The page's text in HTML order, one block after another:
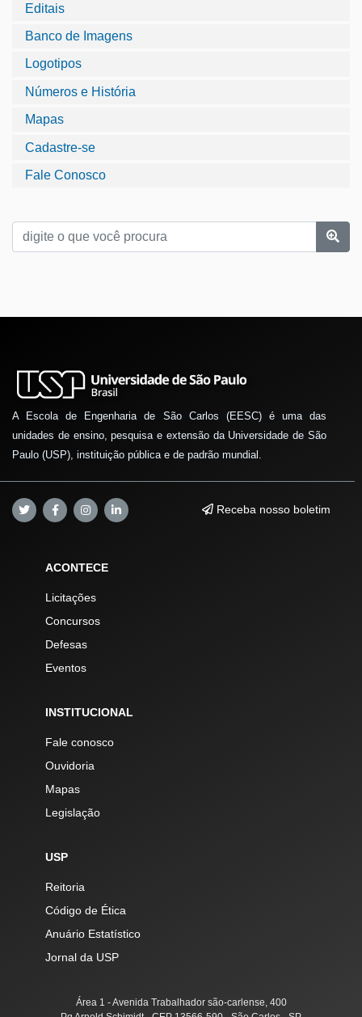
Editais
Banco de Imagens
Logotipos
Números e História
Mapas
Cadastre-se
Fale Conosco
A Escola de Engenharia de São Carlos (EESC) é uma das
unidades de ensino, pesquisa e extensão da Universidade de São
Paulo (USP), instituição pública e de padrão mundial.
Receba nosso boletim
ACONTECE
Licitações
Concursos
Defesas
Eventos
INSTITUCIONAL
Fale conosco
Ouvidoria
Mapas
Legislação
USP
Reitoria
Código de Ética
Anuário Estatístico
Jornal da USP
Área 1 - Avenida Trabalhador são-carlense, 400